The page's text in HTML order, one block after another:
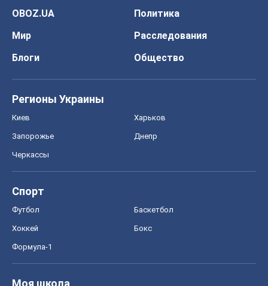
OBOZ.UA
Политика
Мир
Расследования
Блоги
Общество
Регионы Украины
Киев Харьков
Запорожье Днепр
Черкассы
Спорт
Футбол Баскетбол
Хоккей Бокс
Формула-1
Моя школа